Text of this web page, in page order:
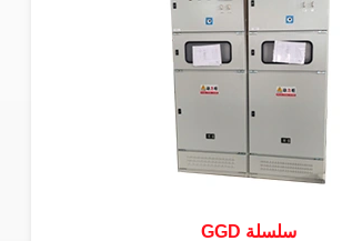
سلسلة GGD